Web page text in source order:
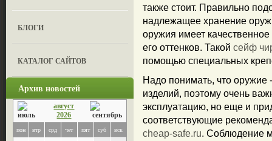
БЛОГИ
КАТАЛОГ САЙТОВ
Архив новостей
август
2026
пон втр срд чет пят суб вск
также стоит. Правильно
надлежащее хранение
оружия имеет
его оттенков. Такой сейф
помощью специальных
Надо понимать, что оружие
изделий, поэтому очень
эксплуатацию, но еще и
соответствующие
cheap-safe.ru. Соблюдение